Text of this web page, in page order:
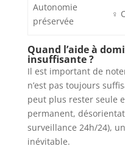
Autonomie
préservée
‍♀️
Quand l’aide à
insuffisante ?
Il est important de
n’est pas toujours
peut plus rester seule
permanent,
surveillance 24h/24),
inévitable.